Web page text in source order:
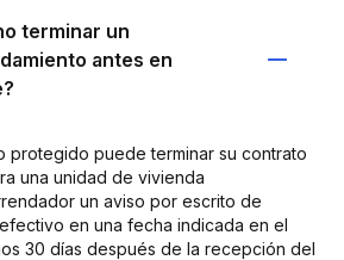
terminar un
antes en
protegido puede terminar su contrato
una unidad de vivienda
un aviso por escrito de
en una fecha indicada en el
30 días después de la recepción del